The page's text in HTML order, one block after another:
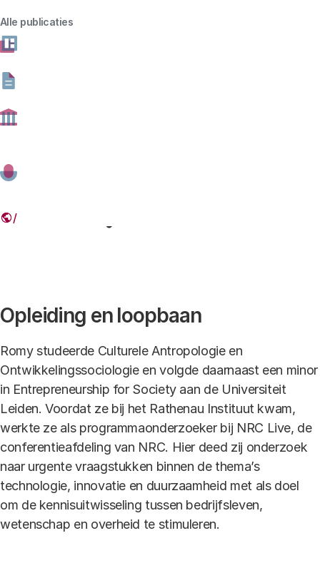
Alle publicaties
Als buitenpromovendus verkent ze hoe wetenschap,
technologie en innovatie kunnen bijdragen aan het
aanpakken van duurzaamheidsopgaven en welke rol
legitimiteit daarbij speelt.
Opleiding en loopbaan
Romy studeerde Culturele Antropologie en
Ontwikkelingssociologie en volgde daarnaast een minor
in Entrepreneurship for Society aan de Universiteit
Leiden. Voordat ze bij het Rathenau Instituut kwam,
werkte ze als programmaonderzoeker bij NRC Live, de
conferentieafdeling van NRC. Hier deed zij onderzoek
naar urgente vraagstukken binnen de thema’s
technologie, innovatie en duurzaamheid met als doel
om de kennisuitwisseling tussen bedrijfsleven,
wetenschap en overheid te stimuleren.